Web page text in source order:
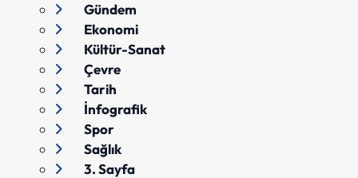
Gündem
Ekonomi
Kültür-Sanat
Çevre
Tarih
İnfografik
Spor
Sağlık
3. Sayfa